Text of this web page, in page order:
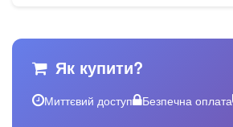
Як купити?
Миттєвий доступ Безпечна оплата